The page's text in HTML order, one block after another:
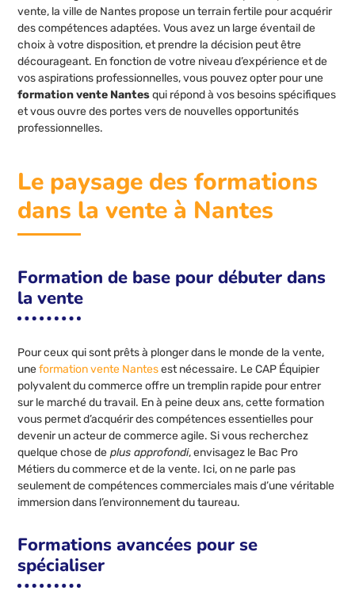
vente, la ville de Nantes propose un terrain fertile pour acquérir
des compétences adaptées. Vous avez un large éventail de
choix à votre disposition, et prendre la décision peut être
décourageant. En fonction de votre niveau d’expérience et de
vos aspirations professionnelles, vous pouvez opter pour une
formation vente Nantesqui répond à vos besoins spécifiques
et vous ouvre des portes vers de nouvelles opportunités
professionnelles.
Le paysage des formations
dans la vente à Nantes
Formation de base pour débuter dans
la vente
Pour ceux qui sont prêts à plonger dans le monde de la vente,
uneformation vente Nantesest nécessaire. Le CAP Équipier
polyvalent du commerce offre un tremplin rapide pour entrer
sur le marché du travail. En à peine deux ans, cette formation
vous permet d’acquérir des compétences essentielles pour
devenir un acteur de commerce agile. Si vous recherchez
quelque chose de plus approfondi, envisagez le Bac Pro
Métiers du commerce et de la vente. Ici, on ne parle pas
seulement de compétences commerciales mais d’une véritable
immersion dans l’environnement du taureau.
Formations avancées pour se
spécialiser